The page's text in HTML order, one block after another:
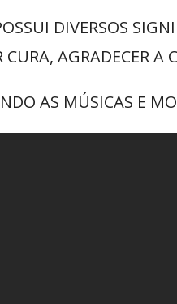
DIVERSOS
AGRADECER
AS MÚSICAS E